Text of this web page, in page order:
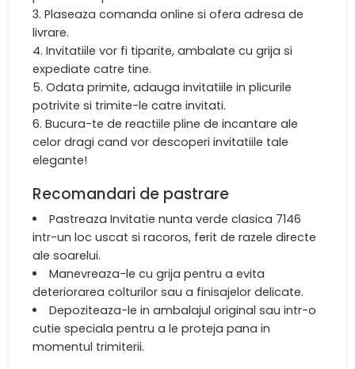
Plaseaza comanda online si ofera adresa de
livrare.
Invitatiile vor fi tiparite, ambalate cu grija si
expediate catre tine.
Odata primite, adauga invitatiile in plicurile
potrivite si trimite-le catre invitati.
Bucura-te de reactiile pline de incantare ale
celor dragi cand vor descoperi invitatiile tale
elegante!
Recomandari de pastrare
Pastreaza Invitatie nunta verde clasica 7146
intr-un loc uscat si racoros, ferit de razele directe
ale soarelui.
Manevreaza-le cu grija pentru a evita
deteriorarea colturilor sau a finisajelor delicate.
Depoziteaza-le in ambalajul original sau intr-o
cutie speciala pentru a le proteja pana in
momentul trimiterii.